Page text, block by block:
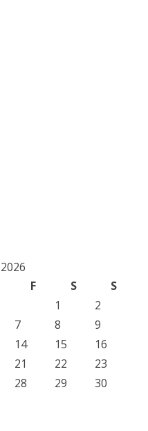
F S
S
1
2
7 8
9
14 15
16
21 22
23
28 29
30